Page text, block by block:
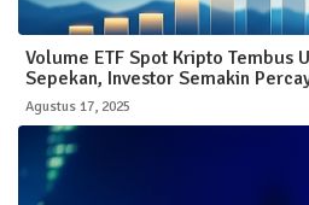
Volume ETF Spot Kripto Tembus
Sepekan, Investor Semakin
Agustus 17, 2025